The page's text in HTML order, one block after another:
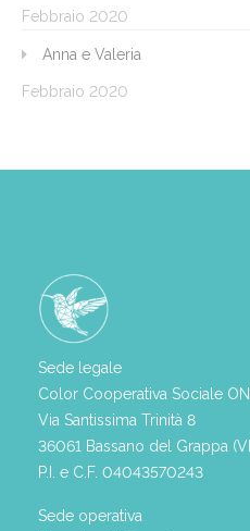
Febbraio 2020
Anna e Valeria
Febbraio 2020
Sede legale
Color Cooperativa Sociale
Via Santissima Trinità 8
36061 Bassano del Grappa
P.I. e C.F. 04043570243
Sede operativa